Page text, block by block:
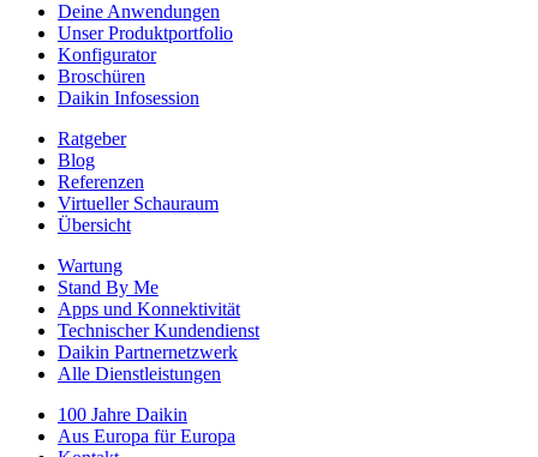
Deine Anwendungen
Unser Produktportfolio
Konfigurator
Broschüren
Daikin Infosession
Ratgeber
Blog
Referenzen
Virtueller Schauraum
Übersicht
Wartung
Stand By Me
Apps und Konnektivität
Technischer Kundendienst
Daikin Partnernetzwerk
Alle Dienstleistungen
100 Jahre Daikin
Aus Europa für Europa